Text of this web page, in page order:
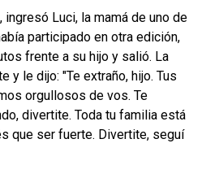
ingresó Luci, la mamá de uno de
participado en otra edición,
frente a su hijo y salió. La
y le dijo: "Te extraño, hijo. Tus
orgullosos de vos. Te
divertite. Toda tu familia está
que ser fuerte. Divertite, seguí